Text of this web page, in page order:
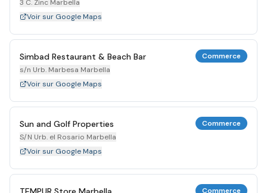
3 C. Zinc Marbella
Voir sur Google Maps
Simbad Restaurant & Beach Bar
s/n Urb. Marbesa Marbella
Commerce
Voir sur Google Maps
Sun and Golf Properties
S/N Urb. el Rosario Marbella
Commerce
Voir sur Google Maps
Commerce